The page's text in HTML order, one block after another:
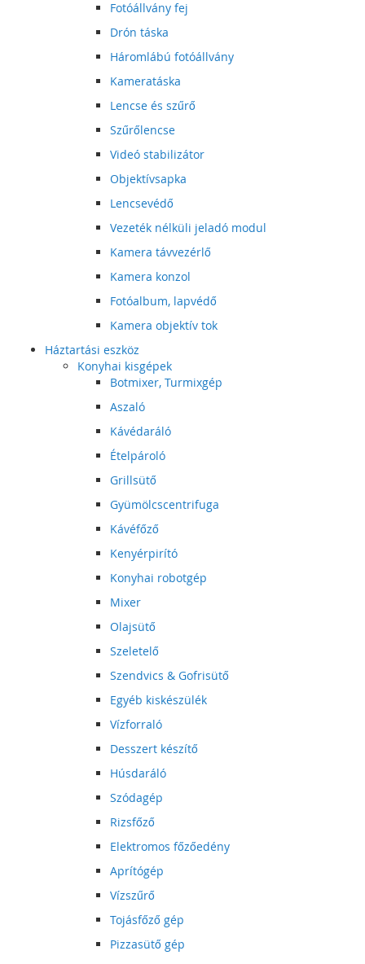
Fotóállvány fej
Drón táska
Háromlábú fotóállvány
Kameratáska
Lencse és szűrő
Szűrőlencse
Videó stabilizátor
Objektívsapka
Lencsevédő
Vezeték nélküli jeladó modul
Kamera távvezérlő
Kamera konzol
Fotóalbum, lapvédő
Kamera objektív tok
Háztartási eszköz
Konyhai kisgépek
Botmixer, Turmixgép
Aszaló
Kávédaráló
Ételpároló
Grillsütő
Gyümölcscentrifuga
Kávéfőző
Kenyérpirító
Konyhai robotgép
Mixer
Olajsütő
Szeletelő
Szendvics & Gofrisütő
Egyéb kiskészülék
Vízforraló
Desszert készítő
Húsdaráló
Szódagép
Rizsfőző
Elektromos főzőedény
Aprítógép
Vízszűrő
Tojásfőző gép
Pizzasütő gép